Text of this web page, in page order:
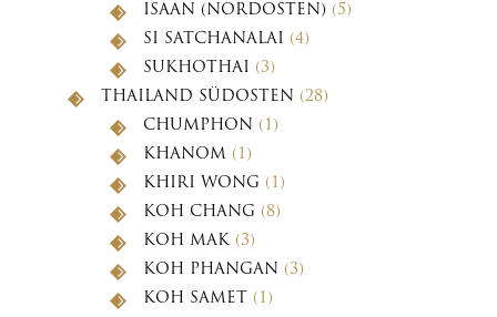
ISAAN (NORDOSTEN) (5)
SI SATCHANALAI (4)
SUKHOTHAI (3)
THAILAND SÜDOSTEN (28)
CHUMPHON (1)
KHANOM (1)
KHIRI WONG (1)
KOH CHANG (8)
KOH MAK(3)
KOH PHANGAN (3)
KOH SAMET (1)